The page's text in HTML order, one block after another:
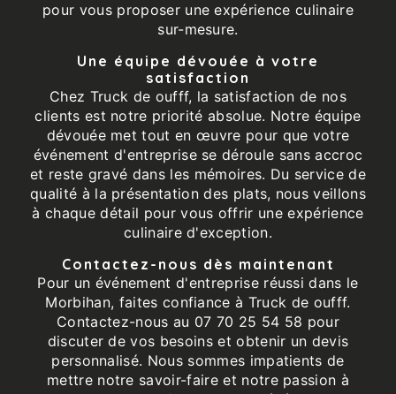
pour vous proposer une expérience culinaire
sur-mesure.
Une équipe dévouée à votre
satisfaction
Chez Truck de oufff, la satisfaction de nos
clients est notre priorité absolue. Notre équipe
dévouée met tout en œuvre pour que votre
événement d'entreprise se déroule sans accroc
et reste gravé dans les mémoires. Du service de
qualité à la présentation des plats, nous veillons
à chaque détail pour vous offrir une expérience
culinaire d'exception.
Contactez-nous dès maintenant
Pour un événement d'entreprise réussi dans le
Morbihan, faites confiance à Truck de oufff.
Contactez-nous au 07 70 25 54 58 pour
discuter de vos besoins et obtenir un devis
personnalisé. Nous sommes impatients de
mettre notre savoir-faire et notre passion à